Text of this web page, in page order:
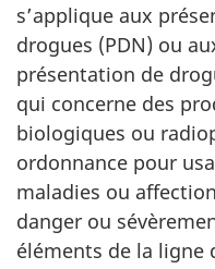
s’applique aux
drogues (PDN) ou
présentation de
qui concerne des
biologiques ou
ordonnance pour
maladies ou
danger ou
éléments de la ligne